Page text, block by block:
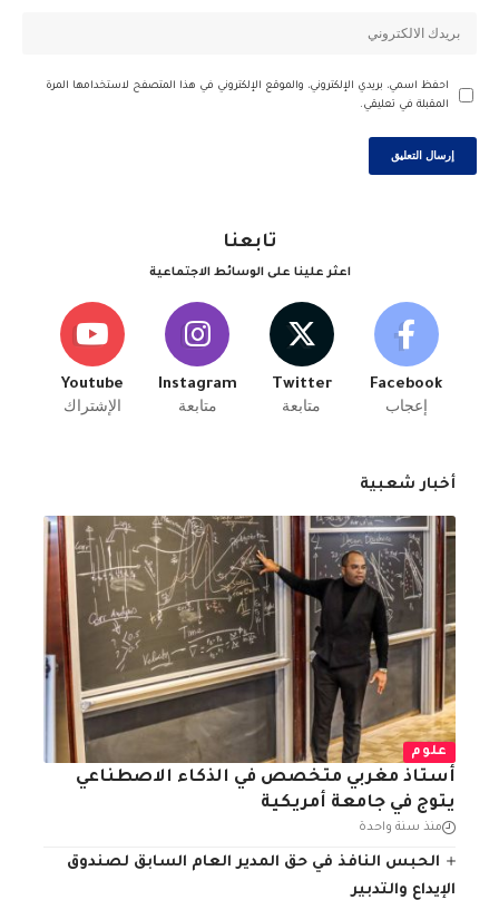
احفظ اسمي، بريدي الإلكتروني، والموقع الإلكتروني في هذا المتصفح لاستخدامها المرة
المقبلة في تعليقي.
تابعنا
اعثر علينا على الوسائط الاجتماعية
Facebook
إعجاب
Twitter
متابعة
Instagram
متابعة
Youtube
الإشتراك
أخبار شعبية
علوم
أستاذ مغربي متخصص في الذكاء الاصطناعي
يتوج في جامعة أمريكية
منذ سنة واحدة
الحبس النافذ في حق المدير العام السابق لصندوق
الإيداع والتدبير